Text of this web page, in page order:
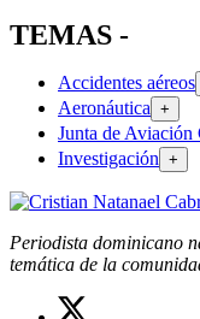
TEMAS -
Accidentes aéreos
Aeronáutica +
Junta de Aviación
Investigación +
Periodista dominicano
temática de la